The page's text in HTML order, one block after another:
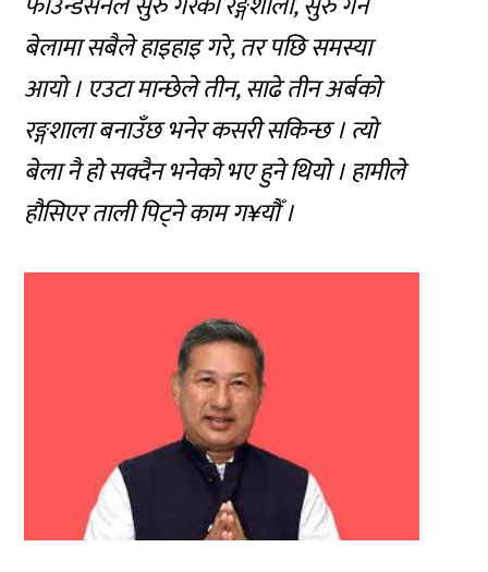
बेलामा सबैले हाइहाइ गरे, तर पछि समस्या
आयो । एउटा मान्छेले तीन, साढे तीन अर्बको
रङ्गशाला बनाउँछ भनेर कसरी सकिन्छ । त्यो
बेला नै हो सक्दैन भनेको भए हुने थियो । हामीले
हौसिएर ताली पिट्ने काम ग¥यौँ ।